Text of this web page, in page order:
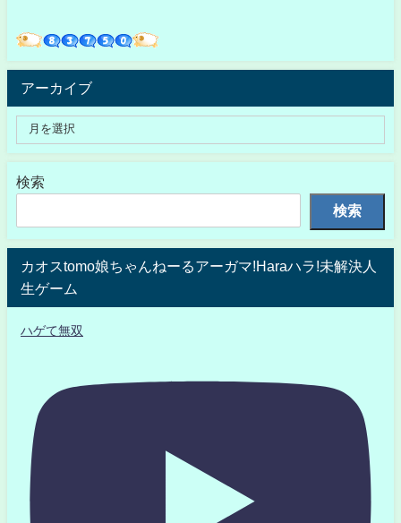
アーカイブ
検索
検索
カオスtomo娘ちゃんねーるアーガマ!Haraハラ!未解決人
生ゲーム
ハゲて無双